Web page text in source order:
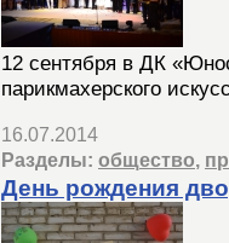
12 сентября в ДК
парикмахерского
16.07.2014
Разделы: общество,
День рождения